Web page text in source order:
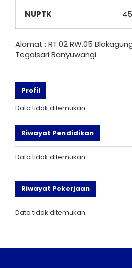
NUPTK
Alamat : RT.02 RW.05
Tegalsari Banyuwangi
Profil
Data tidak ditemukan
Riwayat Pendidikan
Data tidak ditemukan
Riwayat Pekerjaan
Data tidak ditemukan